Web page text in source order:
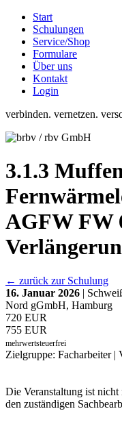
Start
Schulungen
Service/Shop
Formulare
Über uns
Kontakt
Login
verbinden. vernetzen.
3.1.3
AGFW FW
← zurück zur Schulung
16. Januar 2026 |
Nord gGmbH, Hamburg
720 EUR
755 EUR
mehrwertsteuerfrei
Zielgruppe: Facharbeiter |
Die Veranstaltung ist
den zuständigen